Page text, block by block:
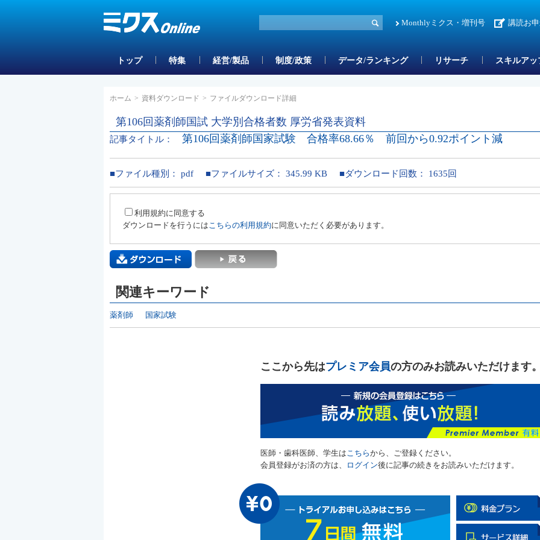
Monthlyミクス・増刊号 講読お
トップ 特集 経営/製品 制度/政策 データ/ランキング リサーチ スキルア
ホーム > 資料ダウンロード > ファイルダウンロード詳細
第106回薬剤師国試 大学別合格者数 厚労省発表資料
記事タイトル： 第106回薬剤師国家試験 合格率68.66％ 前回から0.92ポイント減
■ファイル種別： pdf ■ファイルサイズ： 345.99 KB ■ダウンロード回数： 1635回
利用規約に同意する
ダウンロードを行うにはこちらの利用規約に同意いただく必要があります。
関連キーワード
薬剤師 国家試験
ここから先はプレミア会員の方のみお読みいただけます
医師・歯科医師、学生はこちらから、ご登録ください。
会員登録がお済の方は、
ログイン後に記事の続きをお読みいただけます。